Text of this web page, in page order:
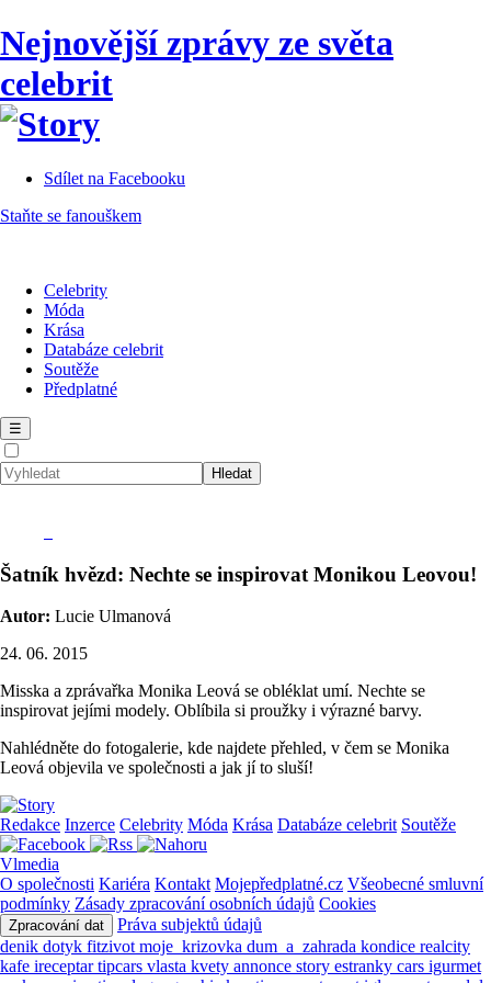
Nejnovější zprávy ze světa
celebrit
Sdílet na Facebooku
Staňte se fanouškem
Celebrity
Móda
Krása
Databáze celebrit
Soutěže
Předplatné
☰
Šatník hvězd: Nechte se inspirovat Monikou Leovou!
Autor: Lucie Ulmanová
24. 06. 2015
Misska a zprávařka Monika Leová se obléklat umí. Nechte se
inspirovat jejími modely. Oblíbila si proužky i výrazné barvy.
Nahlédněte do fotogalerie, kde najdete přehled, v čem se Monika
Leová objevila ve společnosti a jak jí to sluší!
Redakce Inzerce Celebrity Móda Krása Databáze celebrit Soutěže
Vlmedia
O společnosti Kariéra Kontakt Mojepředplatné.cz Všeobecné smluvní
podmínky Zásady zpracování osobních údajů Cookies
Zpracování dat
Práva subjektů údajů
denik dotyk fitzivot moje_krizovka dum_a_zahrada kondice realcity
kafe ireceptartipcars vlasta kvety annonce story estranky cars igurmet